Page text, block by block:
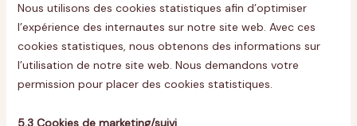
Nous utilisons des cookies statistiques afin d’optimiser
l’expérience des internautes sur notre site web. Avec ces
cookies statistiques, nous obtenons des informations sur
l’utilisation de notre site web. Nous demandons votre
permission pour placer des cookies statistiques.